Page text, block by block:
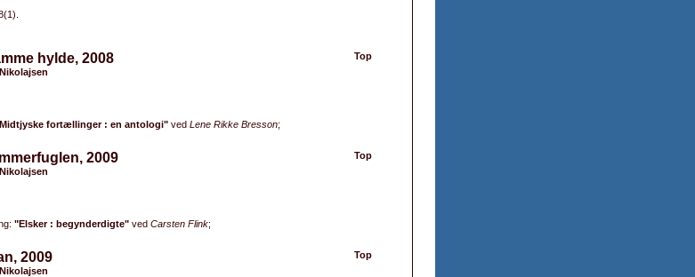
Top
hylde, 2008
fortællinger : en antologi" ved Lene Rikke Bresson;
Top
2009
"Elsker : begynderdigte" ved Carsten Flink;
Top
2009